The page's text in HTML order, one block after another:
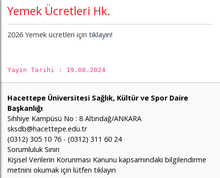
Yemek Ücretleri Hk.
2026 Yemek ücretleri için tıklayın!
Yayın Tarihi : 19.08.2024
Hacettepe Üniversitesi Sağlık, Kültür ve Spor Daire
Başkanlığı
Sıhhiye Kampüsü No : 8 Altındağ/ANKARA
sksdb@hacettepe.edu.tr
(0312) 305 10 76 - (0312) 311 60 24
Sorumluluk Sınırı
Kişisel Verilerin Korunması Kanunu kapsamındaki bilgilendirme
metnini okumak için lütfen tıklayın